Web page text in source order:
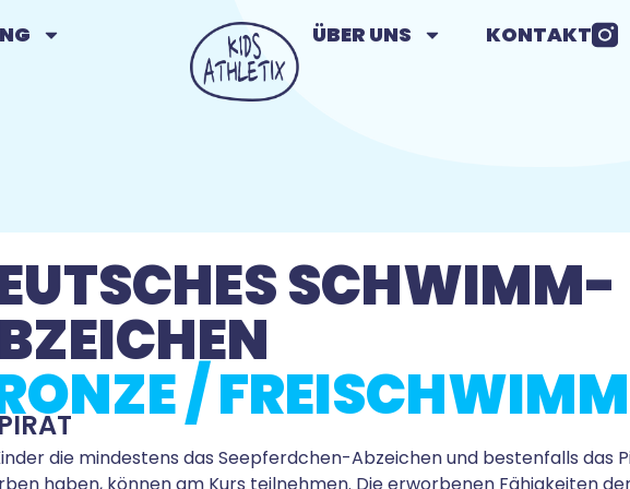
ÜBER UNS KONTAKT
SCHWIMM­
/
die mindestens das Seepferdchen-Abzeichen und bestenfalls das
haben, können am Kurs teilnehmen. Die erworbenen Fähigkeiten